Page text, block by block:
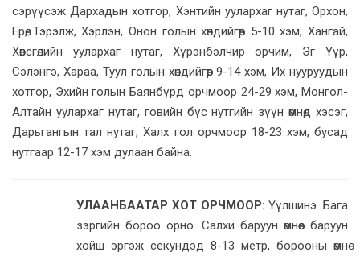
сэрүүсэж Дархадын хотгор, Хэнтийн уулархаг нутаг, Орхон,
Ерөө, Тэрэлж, Хэрлэн, Онон голын хөндийгөөр 5-10 хэм, Хангай,
Хөвсгөлийн уулархаг нутаг, Хүрэнбэлчир орчим, Эг Үүр,
Сэлэнгэ, Хараа, Туул голын хөндийгөөр 9-14 хэм, Их нууруудын
хотгор, Эхийн голын Баянбүрд орчмоор 24-29 хэм, Монгол-
Алтайн уулархаг нутаг, говийн бүс нутгийн зүүн өмнөд хэсэг,
Дарьгангын тал нутаг, Халх гол орчмоор 18-23 хэм, бусад
нутгаар 12-17 хэм дулаан байна.
УЛААНБААТАР ХОТ ОРЧМООР: Үүлшинэ. Бага
зэргийн бороо орно. Салхи баруун өмнөөс баруун
хойш эргэж секундэд 8-13 метр, борооны өмнө